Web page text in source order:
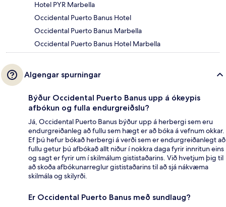
Hotel PYR Marbella
Occidental Puerto Banus Hotel
Occidental Puerto Banus Marbella
Occidental Puerto Banus Hotel Marbella
Algengar spurningar
Býður Occidental Puerto Banus upp á ókeypis
afbókun og fulla endurgreiðslu?
Já, Occidental Puerto Banus býður upp á herbergi sem eru
endurgreiðanleg að fullu sem hægt er að bóka á vefnum okkar.
Ef þú hefur bókað herbergi á verði sem er endurgreiðanlegt að
fullu getur þú afbókað allt niður í nokkra daga fyrir innritun eins
og sagt er fyrir um í skilmálum gististaðarins. Við hvetjum þig til
að skoða afbókunarreglur gististaðarins til að sjá nákvæma
skilmála og skilyrði.
Er Occidental Puerto Banus með sundlaug?